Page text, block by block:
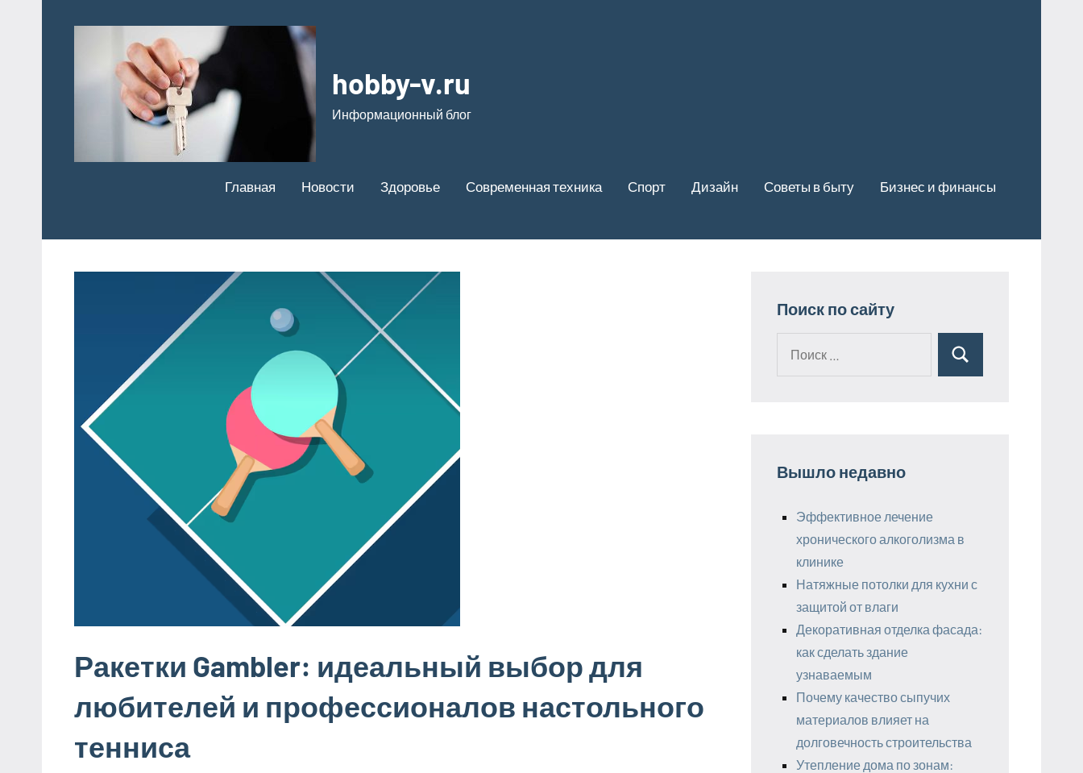
hobby-v.ru
Информационный блог
Главная Новости Здоровье Современная техника Спорт Дизайн Советы в быту Бизнес и финансы
Ракетки Gambler: идеальный выбор для
любителей и профессионалов настольного
тенниса
Поиск по сайту
Поиск
Вышло недавно
Эффективное лечение
хронического алкоголизма в
клинике
Натяжные потолки для кухни с
защитой от влаги
Декоративная отделка фасада:
как сделать здание
узнаваемым
Почему качество сыпучих
материалов влияет на
долговечность строительства
Утепление дома по зонам: